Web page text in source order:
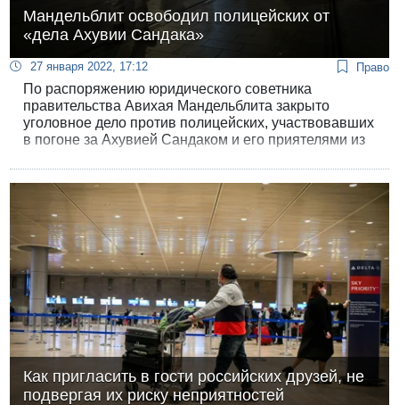
Мандельблит освободил полицейских от
«дела Ахувии Сандака»
27 января 2022, 17:12 Право
По распоряжению юридического советника
правительства Авихая Мандельблита закрыто
уголовное дело против полицейских, участвовавших
в погоне за Ахувией Сандаком и его приятелями из
оснований обвинять полицию в гибели Сандака.
Как пригласить в гости российских друзей, не
подвергая их риску неприятностей